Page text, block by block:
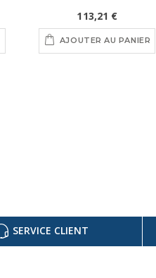
113,21 €
AJOUTER AU PANIER
SERVICE CLIENT